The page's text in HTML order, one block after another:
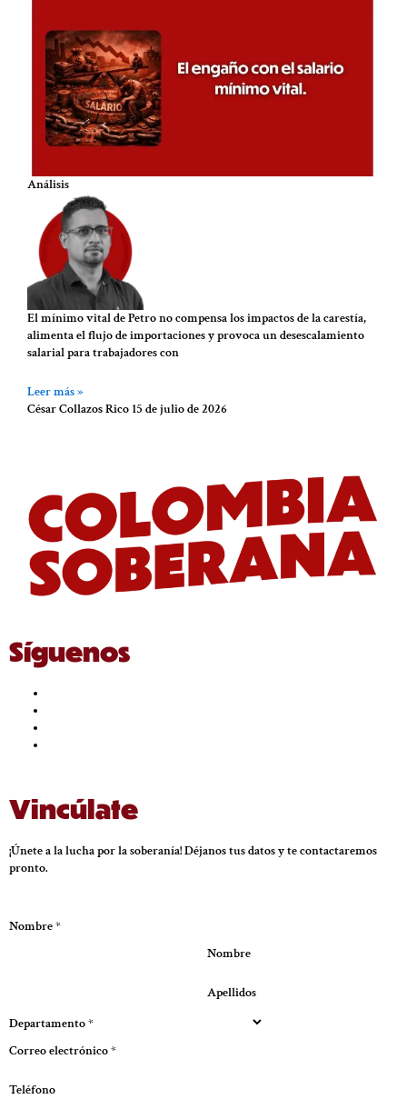
Análisis
El mínimo vital de Petro no compensa los impactos de la carestía,
alimenta el flujo de importaciones y provoca un desescalamiento
salarial para trabajadores con
Leer más »
César Collazos Rico 15 de julio de 2026
Síguenos
Vincúlate
¡Únete a la lucha por la soberanía! Déjanos tus datos y te contactaremos
pronto.
Nombre*
Nombre
Apellidos
Departamento*
Correo electrónico*
Teléfono